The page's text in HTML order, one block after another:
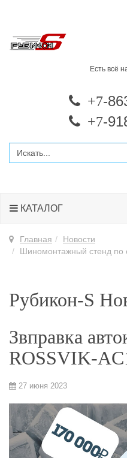
Есть всё
+7-
+7-
КАТАЛОГ
Главная
Новости
Шиномонтажный стенд по
Рубикон-S
Звправка
ROSSVIK-
27 июня 2023